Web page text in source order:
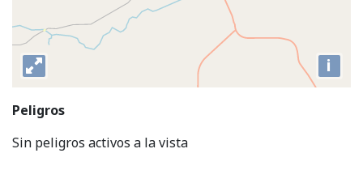
i
Peligros
Sin peligros activos a la vista